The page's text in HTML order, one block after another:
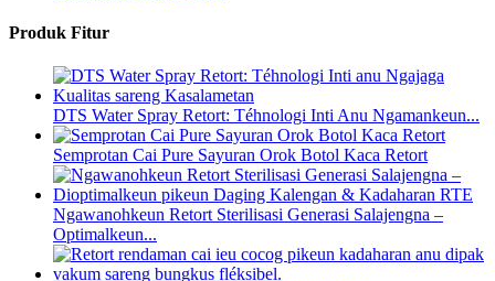
Produk Fitur
DTS Water Spray Retort: ​​Téhnologi Inti Anu Ngamankeun...
Semprotan Cai Pure Sayuran Orok Botol Kaca Retort
Ngawanohkeun Retort Sterilisasi Generasi Salajengna –
Optimalkeun...